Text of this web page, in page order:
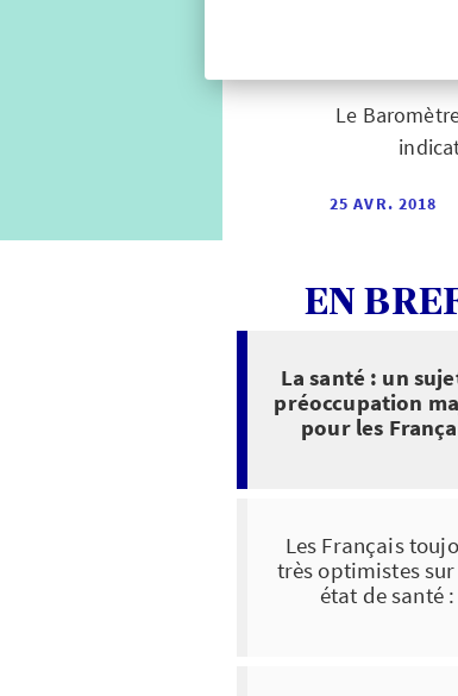
Le
25 AVR. 2018
EN
La santé : un
préoccupation
pour les
Les Français
très optimistes
état de santé :